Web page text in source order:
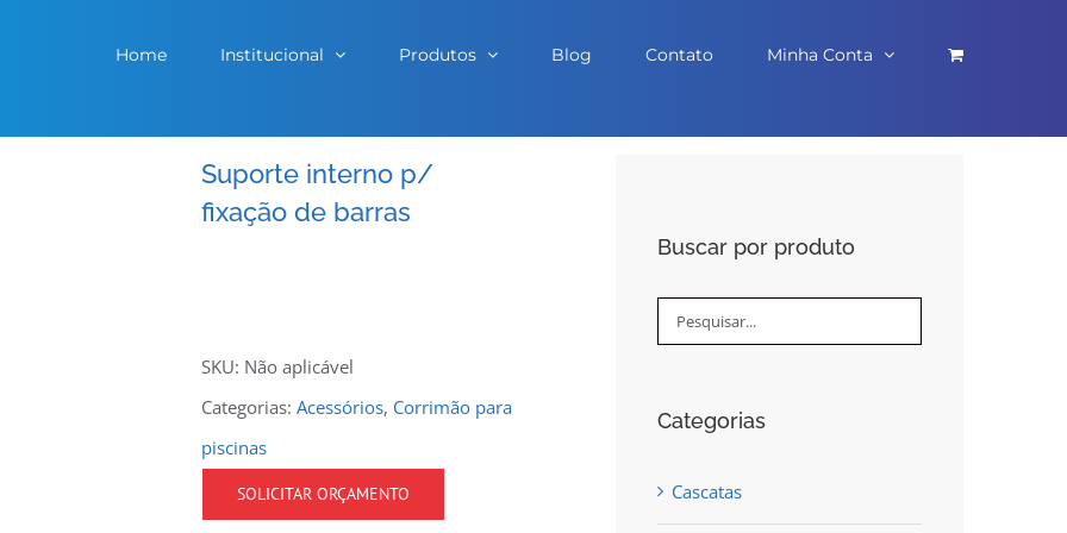
Home Institucional Produtos Blog Contato Minha Conta
Suporte interno p/
fixação de barras
SKU: Não aplicável
Categorias: Acessórios, Corrimão para
piscinas
SOLICITAR ORÇAMENTO
Buscar por produto
Categorias
Cascatas